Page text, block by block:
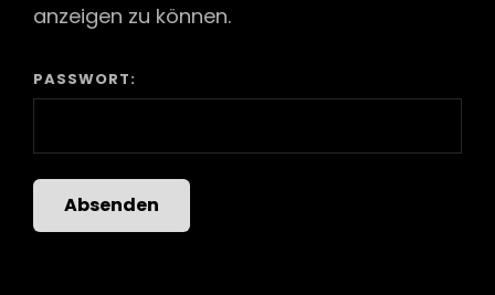
anzeigen zu können.
PASSWORT: